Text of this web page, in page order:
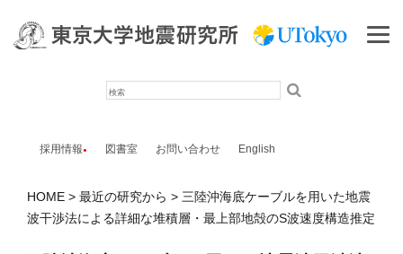
採用情報 図書室 お問い合わせ English
HOME 最近の研究から
三陸沖海底ケーブルを用いた地震
波干渉法による詳細な堆積層・最上部地殻のS波速度構造推定